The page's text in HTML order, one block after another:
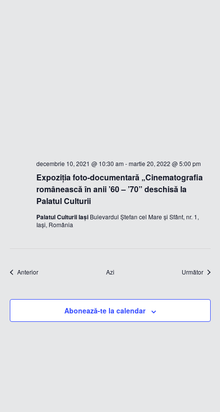
Expoziţia foto-documentară „Cinematografia
românească în anii ’60 – ’70” deschisă la
Palatul Culturii
decembrie 10, 2021 @ 10:30 am -martie 20, 2022 @ 5:00 pm
Palatul Culturii Iași Bulevardul Ștefan cel Mare și Sfânt, nr. 1,
Iași, România
AnteriorEvenimente Azi Următor
Abonează-te la calendar